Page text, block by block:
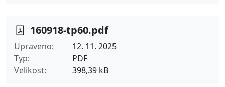
160918-tp60.pdf
Upraveno
12. 11. 2025
Typ
PDF
Velikost
398,39 kB